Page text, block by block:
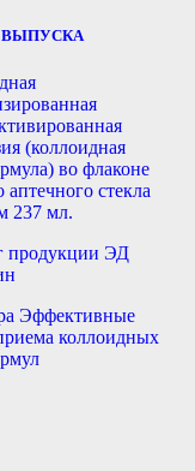
(коллоидная
во флаконе
аптечного стекла
237 мл.
продукции ЭД
Эффективные
коллоидных